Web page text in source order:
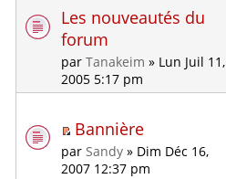
Les nouveautés du
forum
parTanakeim » Lun Juil 11,
2005 5:17 pm
Bannière
parSandy » Dim Déc 16,
2007 12:37 pm